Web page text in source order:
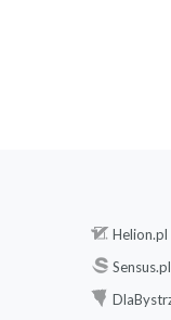
Helion.pl
Sensus.pl